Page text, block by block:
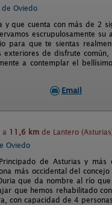
Oviedo
y que cuenta con más de 2
escrupulosamente
para que te sientas
de disfrute
a contemplar el
Email
a 11,6 km de Lantero
Oviedo
de Asturias y
más occidental del
que da nombre al río
que hemos rehabilitado
con capacidad de 4